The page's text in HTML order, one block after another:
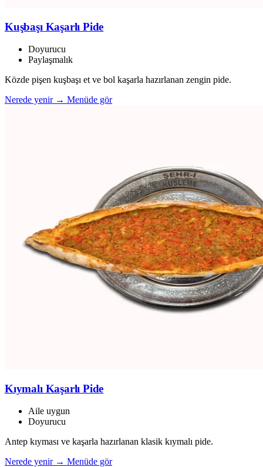
Kuşbaşı Kaşarlı Pide
Doyurucu
Paylaşmalık
Közde pişen kuşbaşı et ve bol kaşarla hazırlanan zengin pide.
Nerede yenir → Menüde gör
Kıymalı Kaşarlı Pide
Aile uygun
Doyurucu
Antep kıyması ve kaşarla hazırlanan klasik kıymalı pide.
Nerede yenir → Menüde gör